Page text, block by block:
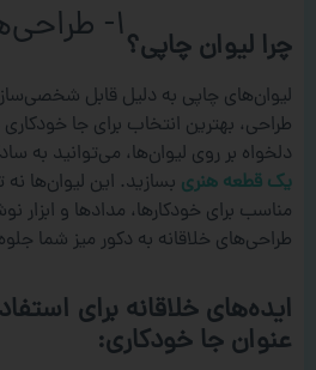
چرا لیوان چاپی؟
لیوان‌های چاپی به دلیل قابل
طراحی، بهترین انتخاب برای جا
دلخواه بر روی لیوان‌ها، می‌توانید به
یک قطعه هنری بسازید. این لیوان‌ها نه
مناسب برای خودکارها، مدادها و ابزار
طراحی‌های خلاقانه به دکور میز شما
ایده‌های خلاقانه برای
عنوان جا خودکاری:
۱-